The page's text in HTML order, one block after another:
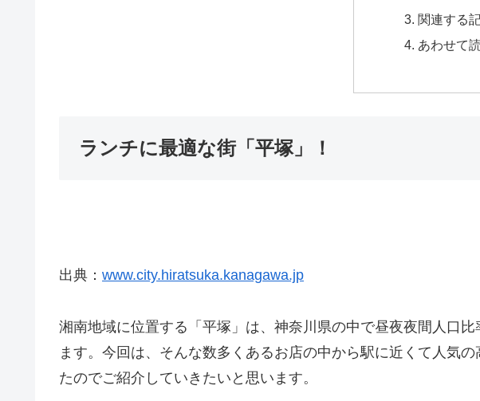
関連する
あわせて
ランチに最適な街「平塚」！
出典： www.city.hiratsuka.kanagawa.jp
湘南地域に位置する「平塚」は、神奈川県の中で昼夜夜間人口
ます。今回は、そんな数多くあるお店の中から駅に近くて人気
たのでご紹介していきたいと思います。